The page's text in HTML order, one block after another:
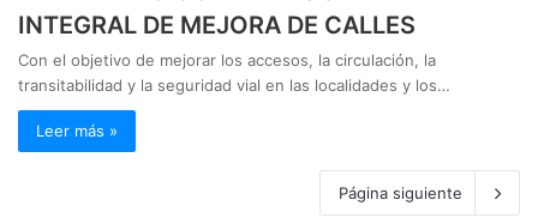
INTEGRAL DE MEJORA DE CALLES
Con el objetivo de mejorar los accesos, la circulación, la
transitabilidad y la seguridad vial en las localidades y los…
Leer más »
Página siguiente